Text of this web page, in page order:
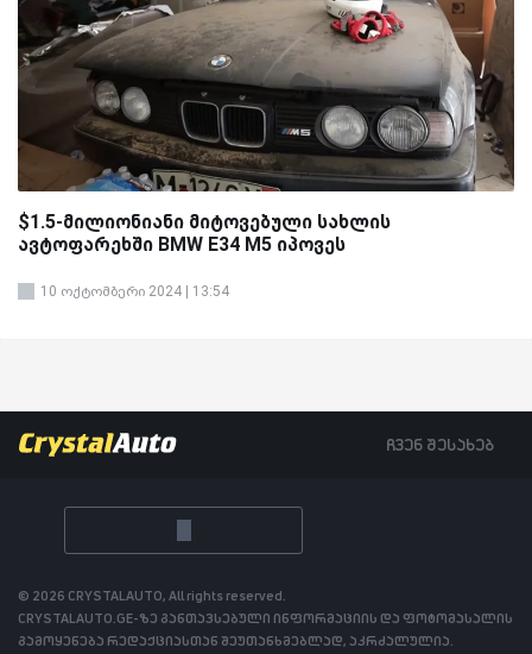
$1.5-მილიონიანი მიტოვებული სახლის
ავტოფარეხში BMW E34 M5 იპოვეს
10 ოქტომბერი 2024 | 13:54
ჩვენ შესახებ
© 2026 CRYSTALAUTO, All rights reserved.
CRYSTALAUTO.GE-ზე განთავსებული ინფორმაციის და ფოტომასალის
გამოყენება რედაქციასთან შეუთანხმებლად, აკრძალულია.